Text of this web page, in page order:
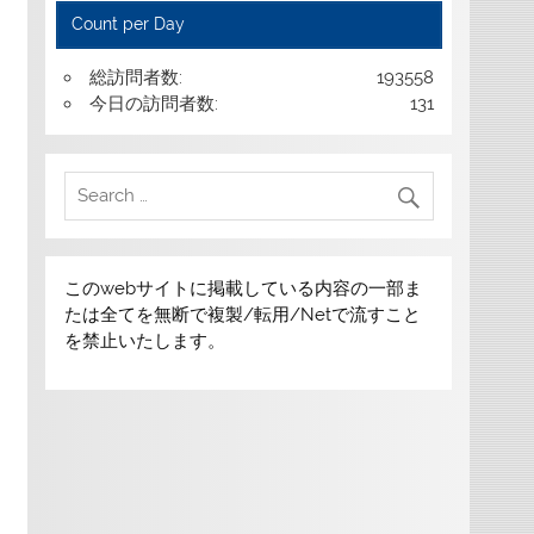
Count per Day
193558
総訪問者数:
131
今日の訪問者数:
このwebサイトに掲載している内容の一部ま
たは全てを無断で複製/転用/Netで流すこと
を禁止いたします。